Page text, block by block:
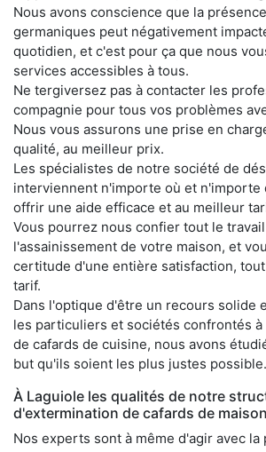
Nous avons conscience que la
germaniques peut négativement
quotidien, et c'est pour ça que nous
services accessibles à tous.
Ne tergiversez pas à contacter les
compagnie pour tous vos problèmes
Nous vous assurons une prise en
qualité, au meilleur prix.
Les spécialistes de notre société de
interviennent n'importe où et n'importe
offrir une aide efficace et au meilleur
Vous pourrez nous confier tout le
l'assainissement de votre maison, et
certitude d'une entière satisfaction,
tarif.
Dans l'optique d'être un recours solide
les particuliers et sociétés confrontés
de cafards de cuisine, nous avons
but qu'ils soient les plus justes possible.
À Laguiole les qualités de notre
d'extermination de cafards de maison
Nos experts sont à même d'agir avec la